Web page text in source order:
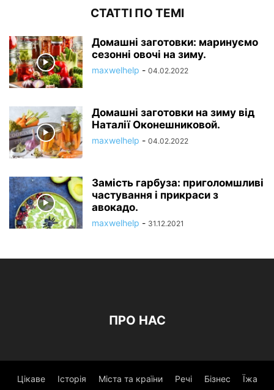
СТАТТІ ПО ТЕМІ
Домашні заготовки: маринуємо
сезонні овочі на зиму.
maxwelhelp - 04.02.2022
Домашні заготовки на зиму від
Наталії Оконешниковой.
maxwelhelp - 04.02.2022
Замість гарбуза: приголомшливі
частування і прикраси з
авокадо.
maxwelhelp - 31.12.2021
ПРО НАС
Цікаве Історія Міста та країни Речі Бізнес Їжа